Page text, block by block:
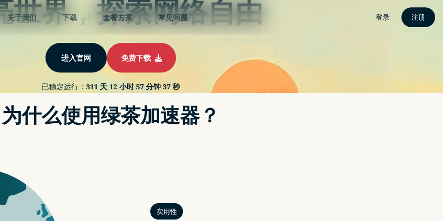
关于我们 下载 套餐方案 常见问题 登录 注册
世界，探索网络自由
进入官网 免费下载
已稳定运行： 311 天 12 小时 57 分钟 38 秒
为什么使用绿茶加速器？
实用性